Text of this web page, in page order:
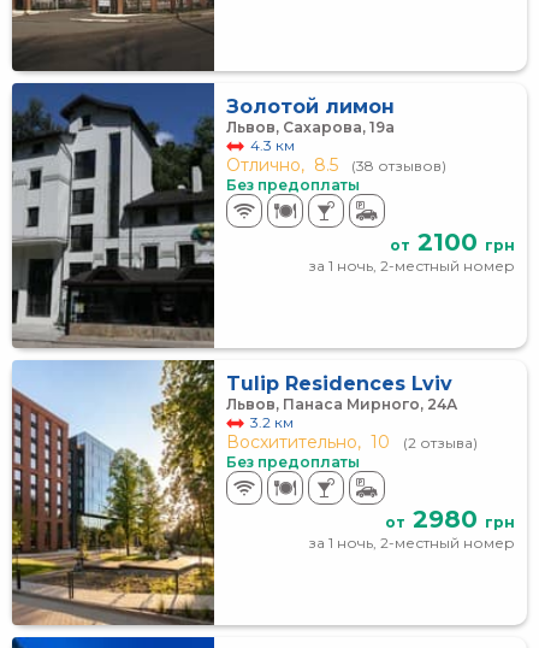
Золотой лимон
Львов, Сахарова, 19а
4.3 км
Отлично, 8.5
(38 отзывов)
Без предоплаты
от 2100 грн
за 1 ночь, 2-местный номер
Tulip Residences Lviv
Львов, Панаса Мирного, 24А
3.2 км
Восхитительно, 10
(2 отзыва)
Без предоплаты
от 2980 грн
за 1 ночь, 2-местный номер